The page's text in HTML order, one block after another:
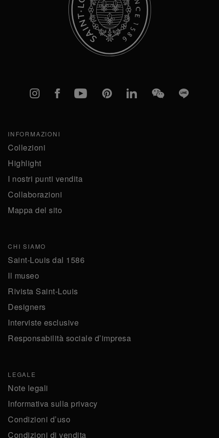
Instagram
FacebookYouTubePinterestlinkedInWeChatLine
INFORMAZIONI
Collezioni
Highlight
I nostri punti vendita
Collaborazioni
Mappa del sito
CHI SIAMO
Saint-Louis dal 1586
Il museo
Rivista Saint-Louis
Designers
Interviste esclusive
Responsabilità sociale d’impresa
LEGALE
Note legali
Informativa sulla privacy
Condizioni d’uso
Condizioni di vendita